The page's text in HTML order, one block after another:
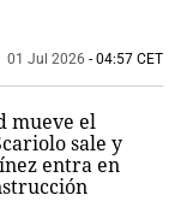
01 Jul 2026 - 04:57 CET
mueve el
sale y
entra en